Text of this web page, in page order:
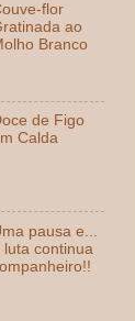
flor
ao
Branco
de Figo
Calda
pausa e...
luta continua